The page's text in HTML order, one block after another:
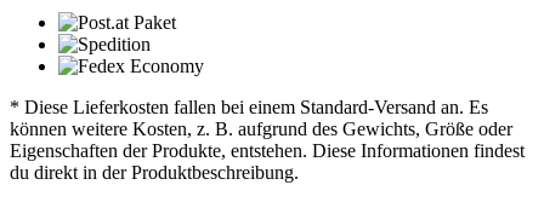
* Diese Lieferkosten fallen bei einem Standard-Versand an. Es
können weitere Kosten, z. B. aufgrund des Gewichts, Größe oder
Eigenschaften der Produkte, entstehen. Diese Informationen findest
du direkt in der Produktbeschreibung.